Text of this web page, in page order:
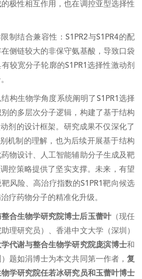
极性相互作用，也在调控亚型选择性
制结合兼容性：S1PR2与S1PR4的配
侧链较大的非保守氨基酸，导致口袋
较宽分子轮廓的S1PR1选择性激动剂
构生物学角度系统阐明了S1PR1选择
的多层次分子逻辑，构建了基于结构
剂的设计框架。研究成果不仅深化了
机制的理解，也为后续开展基于结构
物设计、人工智能辅助分子生成及靶
控策略提供了坚实支撑。未来，有望
风险、高治疗指数的S1PR1靶向候选
疗药物分子的精准化升级。
合生物学研究院博士后玉蕾叶（现任
理研究员）、香港中文大学（深圳）
代谢与整合生物学研究院庞滨博士和
题如涓博士为本文共同第一作者， 复
学研究院任若冰研究员和玉蕾叶博士